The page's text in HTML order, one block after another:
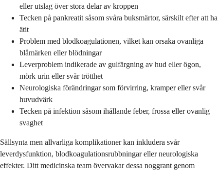
eller utslag över stora delar av kroppen
Tecken på pankreatit såsom svåra buksmärtor, särskilt efter att ha
ätit
Problem med blodkoagulationen, vilket kan orsaka ovanliga
blåmärken eller blödningar
Leverproblem indikerade av gulfärgning av hud eller ögon,
mörk urin eller svår trötthet
Neurologiska förändringar som förvirring, kramper eller svår
huvudvärk
Tecken på infektion såsom ihållande feber, frossa eller ovanlig
svaghet
Sällsynta men allvarliga komplikationer kan inkludera svår
leverdysfunktion, blodkoagulationsrubbningar eller neurologiska
effekter. Ditt medicinska team övervakar dessa noggrant genom